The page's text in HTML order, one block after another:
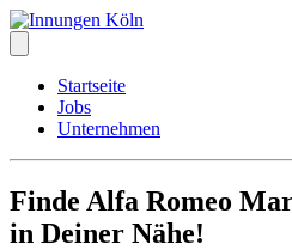
Startseite
Jobs
Unternehmen
Finde Alfa Romeo
in Deiner Nähe!